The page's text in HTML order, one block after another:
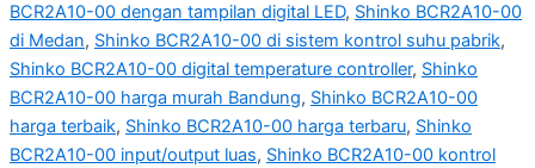
BCR2A10-00 dengan tampilan digital LED, Shinko BCR2A10-00
di Medan, Shinko BCR2A10-00 di sistem kontrol suhu pabrik,
Shinko BCR2A10-00 digital temperature controller, Shinko
BCR2A10-00 harga murah Bandung, Shinko BCR2A10-00
harga terbaik, Shinko BCR2A10-00 harga terbaru, Shinko
BCR2A10-00 input/output luas, Shinko BCR2A10-00 kontrol